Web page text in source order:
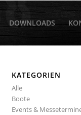
DOWNLOADS
KATEGORIEN
Alle
Boote
Events &